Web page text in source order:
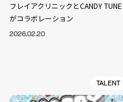
フレイアクリニックとCANDY TUNE
がコラボレーション
2026.02.20
TALENT